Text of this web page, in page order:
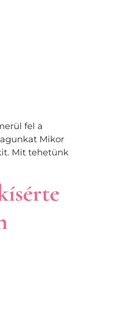
fel a
Mikor
Mit tehetünk